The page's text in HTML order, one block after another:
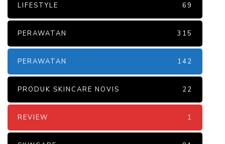
LIFESTYLE 69
PERAWATAN 315
PERAWATAN 142
PRODUK SKINCARE NOVIS 22
REVIEW 1